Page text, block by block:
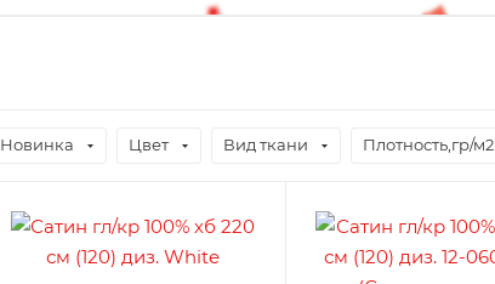
Новинка Цвет Вид ткани Плотность,гр/м2